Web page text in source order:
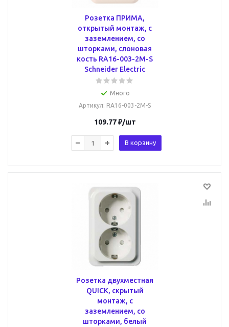
Розетка ПРИМА,
открытый монтаж, с
заземлением, со
шторками, слоновая
кость RA16-003-2M-S
Schneider Electric
Много
Артикул: RA16-003-2M-S
109.77₽/шт
В корзину
Розетка двухместная
QUICK, скрытый
монтаж, с
заземлением, со
шторками, белый